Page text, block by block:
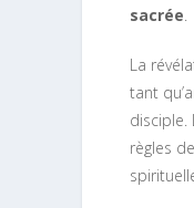
sacrée.
La
tant
disciple.
règles